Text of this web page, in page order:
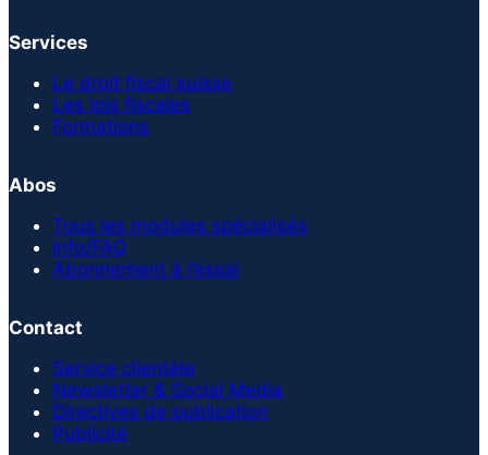
Services
Le droit fiscal suisse
Les lois fiscales
Formations
Abos
Tous les modules spécialisés
Info/FAQ
Abonnement à l’essai
Contact
Service clientèle
Newsletter & Social Media
Directives de publication
Publicité